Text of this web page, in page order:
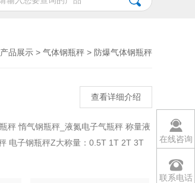
产品展示 > 气体钢瓶秤 > 防爆气体钢瓶秤
查看详细介绍
秤 惰气钢瓶秤_液氮电子气瓶秤 称量液
电子钢瓶秤Z大称量：0.5T 1T 2T 3T
在线咨询
联系电话